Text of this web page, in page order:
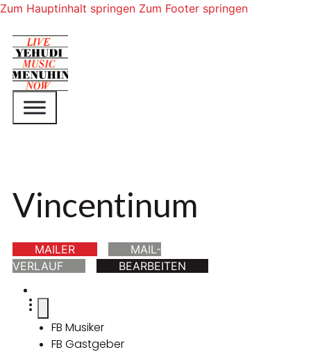
Zum Hauptinhalt springen Zum Footer springen
Vincentinum
MAILER
MAIL-
VERLAUF
BEARBEITEN
FB Musiker
FB Gastgeber